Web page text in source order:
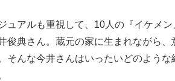
ュアルも重視して、10人の『イケメ
俊典さん。蔵元の家に生まれながら、
そんな今井さんはいったいどのような